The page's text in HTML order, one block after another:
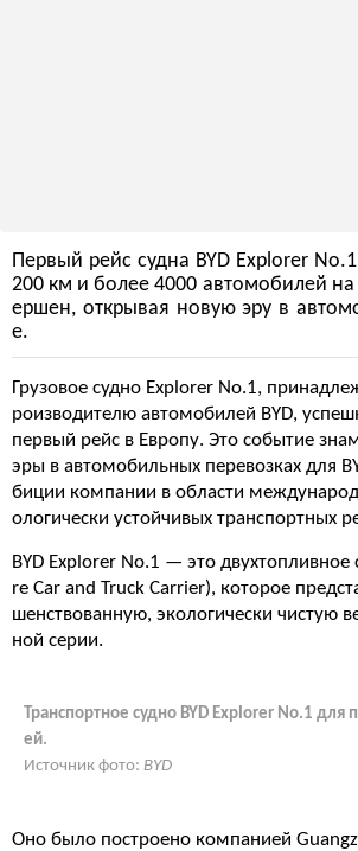
Первый рейс судна BYD Explorer
200 км и более 4000 автомобилей на
ершен, открывая новую эру в
е.
Грузовое судно Explorer No.1,
роизводителю автомобилей BYD,
первый рейс в Европу. Это событие
эры в автомобильных перевозках для
биции компании в области
ологически устойчивых транспортных
BYD Explorer No.1 — это двухтопливное
re Car and Truck Carrier), которое
шенствованную, экологически чистую
ной серии.
Транспортное судно BYD Explorer No.1 для
ей.
Источник фото: BYD
Оно было построено компанией